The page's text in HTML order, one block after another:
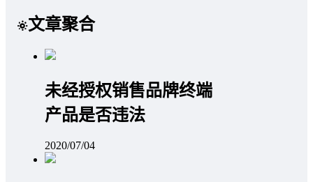
文章聚合
未经授权销售品牌终端
产品是否违法
2020/07/04